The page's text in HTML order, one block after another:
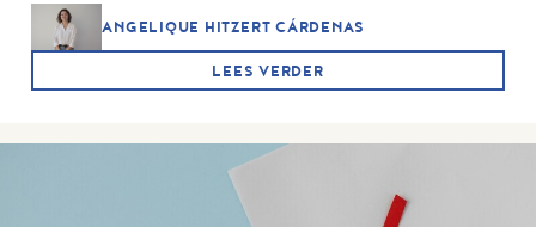
ANGELIQUE HITZERT CÁRDENAS
LEES VERDER